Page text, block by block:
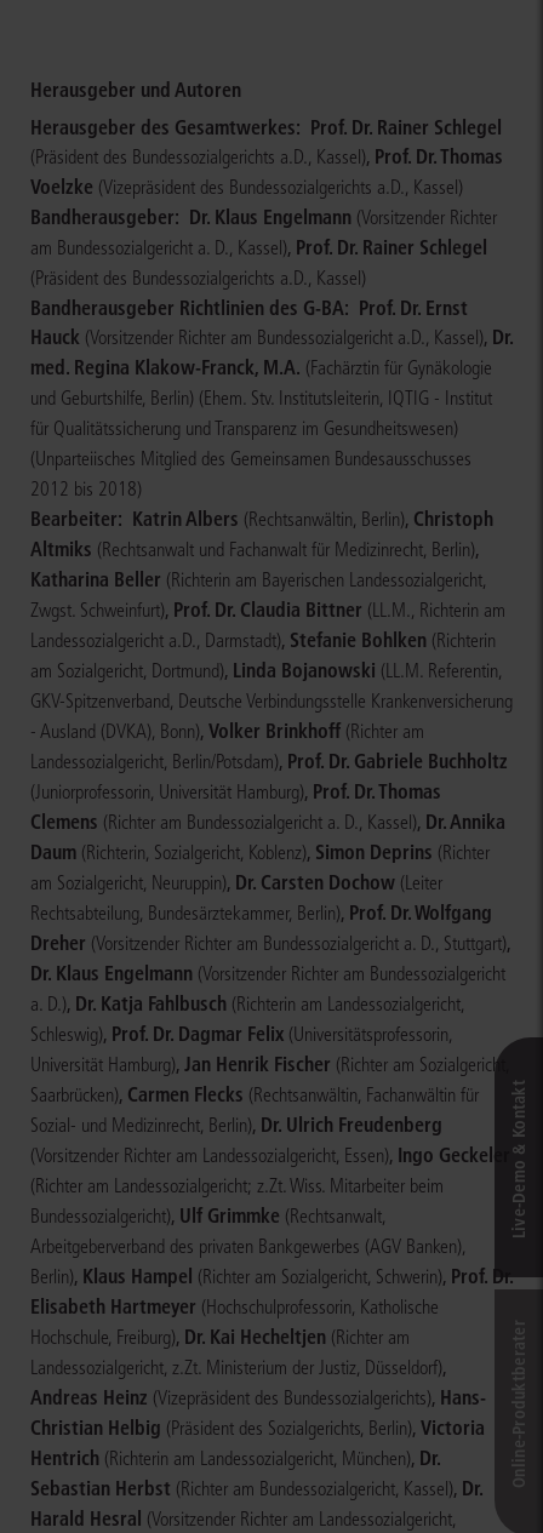
Herausgeber und Autoren
Herausgeber des Gesamtwerkes: Prof. Dr. Rainer Schlegel
(Präsident des Bundessozialgerichts a.D., Kassel), Prof. Dr. Thomas
Voelzke (Vizepräsident des Bundessozialgerichts a.D., Kassel)
Bandherausgeber: Dr. Klaus Engelmann (Vorsitzender Richter
am Bundessozialgericht a. D., Kassel), Prof. Dr. Rainer Schlegel
(Präsident des Bundessozialgerichts a.D., Kassel)
Bandherausgeber Richtlinien des G-BA: Prof. Dr. Ernst
Hauck (Vorsitzender Richter am Bundessozialgericht a.D., Kassel), Dr.
med. Regina Klakow-Franck, M.A. (Fachärztin für Gynäkologie
und Geburtshilfe, Berlin) (Ehem. Stv. Institutsleiterin, IQTIG - Institut
für Qualitätssicherung und Transparenz im Gesundheitswesen)
(Unparteiisches Mitglied des Gemeinsamen Bundesausschusses
2012 bis 2018)
Bearbeiter: Katrin Albers (Rechtsanwältin, Berlin), Christoph
Altmiks (Rechtsanwalt und Fachanwalt für Medizinrecht, Berlin),
Katharina Beller (Richterin am Bayerischen Landessozialgericht,
Zwgst. Schweinfurt), Prof. Dr. Claudia Bittner (LL.M., Richterin am
Landessozialgericht a.D., Darmstadt), Stefanie Bohlken (Richterin
am Sozialgericht, Dortmund), Linda Bojanowski (LL.M. Referentin,
GKV-Spitzenverband, Deutsche Verbindungsstelle Krankenversicherung
- Ausland (DVKA), Bonn), Volker Brinkhoff (Richter am
Landessozialgericht, Berlin/Potsdam), Prof. Dr. Gabriele Buchholtz
(Juniorprofessorin, Universität Hamburg), Prof. Dr. Thomas
Clemens (Richter am Bundessozialgericht a. D., Kassel), Dr. Annika
Daum (Richterin, Sozialgericht, Koblenz), Simon Deprins (Richter
am Sozialgericht, Neuruppin), Dr. Carsten Dochow (Leiter
Rechtsabteilung, Bundesärztekammer, Berlin), Prof. Dr. Wolfgang
Dreher (Vorsitzender Richter am Bundessozialgericht a. D., Stuttgart),
Dr. Klaus Engelmann (Vorsitzender Richter am Bundessozialgericht
a. D.), Dr. Katja Fahlbusch (Richterin am Landessozialgericht,
Schleswig), Prof. Dr. Dagmar Felix (Universitätsprofessorin,
Universität Hamburg), Jan Henrik Fischer (Richter am Sozialgericht,
Saarbrücken), Carmen Flecks (Rechtsanwältin, Fachanwältin für
Sozial- und Medizinrecht, Berlin), Dr. Ulrich Freudenberg
(Vorsitzender Richter am Landessozialgericht, Essen), Ingo Geckeler
(Richter am Landessozialgericht; z.Zt. Wiss. Mitarbeiter beim
Bundessozialgericht), Ulf Grimmke (Rechtsanwalt,
Arbeitgeberverband des privaten Bankgewerbes (AGV Banken),
Berlin), Klaus Hampel (Richter am Sozialgericht, Schwerin), Prof. Dr.
Elisabeth Hartmeyer (Hochschulprofessorin, Katholische
Hochschule, Freiburg), Dr. Kai Hecheltjen (Richter am
Landessozialgericht, z.Zt. Ministerium der Justiz, Düsseldorf),
Andreas Heinz (Vizepräsident des Bundessozialgerichts), Hans-
Christian Helbig (Präsident des Sozialgerichts, Berlin), Victoria
Hentrich (Richterin am Landessozialgericht, München), Dr.
Sebastian Herbst (Richter am Bundessozialgericht, Kassel), Dr.
Harald Hesral (Vorsitzender Richter am Landessozialgericht,
Live‑Demo & Kontakt
Online-Produkt­berater